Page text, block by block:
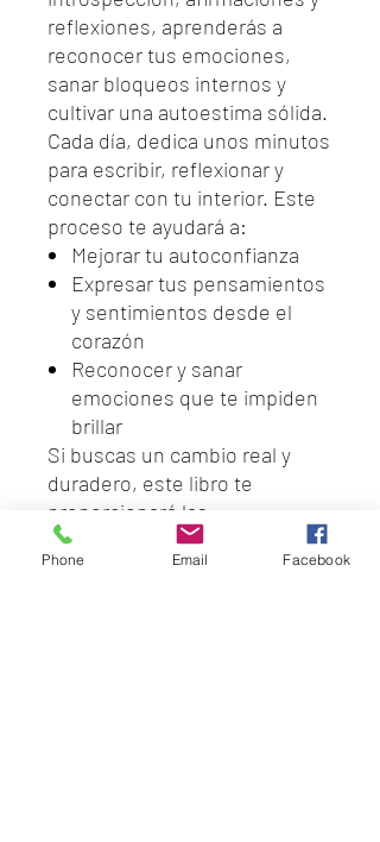
reflexiones, aprenderás a
reconocer tus emociones,
sanar bloqueos internos y
cultivar una autoestima sólida.
Cada día, dedica unos minutos
para escribir, reflexionar y
conectar con tu interior. Este
proceso te ayudará a:
Mejorar tu autoconfianza
Expresar tus pensamientos
y sentimientos desde el
corazón
Reconocer y sanar
emociones que te impiden
brillar
Si buscas un cambio real y
duradero, este libro te
proporcionará las
herramientas necesarias para
hacerlo. Perfecto para quienes
Phone Email Facebook